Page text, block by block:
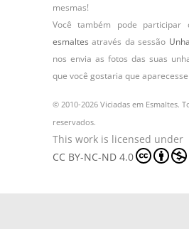
mesmas!
Você também pode participar
esmaltes através da sessão
nos envia as fotos das suas
que você gostaria que
© 2010-2026 Viciadas em Esmaltes.
reservados.
This work is licensed under
CC BY-NC-ND 4.0